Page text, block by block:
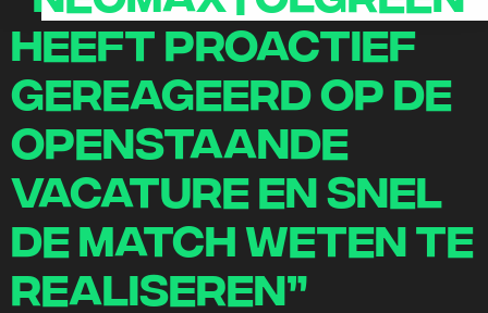
heeft proactief
gereageerd op de
openstaande
vacature en snel
de match weten te
realiseren”